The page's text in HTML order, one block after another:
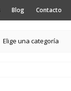
Blog Contacto
Elige una categoría